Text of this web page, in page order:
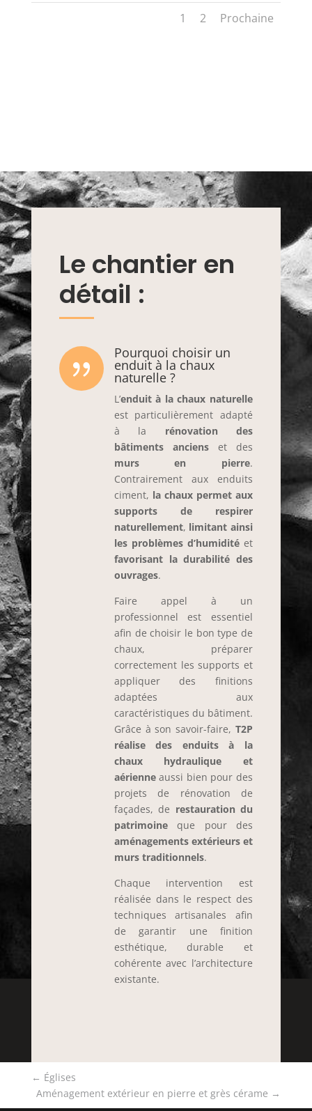
1 2 Prochaine
Le chantier en
détail :
{ Pourquoi choisir un
enduit à la chaux
naturelle ?
L’enduit à la chaux naturelle
est particulièrement adapté
à la rénovation des
bâtiments ancienset des
murs en pierre.
Contrairement aux enduits
ciment, la chaux permet aux
supports de respirer
naturellement, limitant ainsi
les problèmes d’humiditéet
favorisant la durabilité des
ouvrages.
Faire appel à un
professionnel est essentiel
afin de choisir le bon type de
chaux, préparer
correctement les supports et
appliquer des finitions
adaptées aux
caractéristiques du bâtiment.
Grâce à son savoir-faire, T2P
réalise des enduits à la
chaux hydraulique et
aérienneaussi bien pour des
projets de rénovation de
façades, de restauration du
patrimoineque pour des
aménagements extérieurs et
murs traditionnels.
Chaque intervention est
réalisée dans le respect des
techniques artisanales afin
de garantir une finition
esthétique, durable et
cohérente avec l’architecture
existante.
← Églises
Aménagement extérieur en pierre et grès cérame →